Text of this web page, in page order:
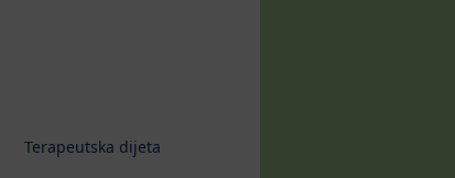
Terapeutska dijeta